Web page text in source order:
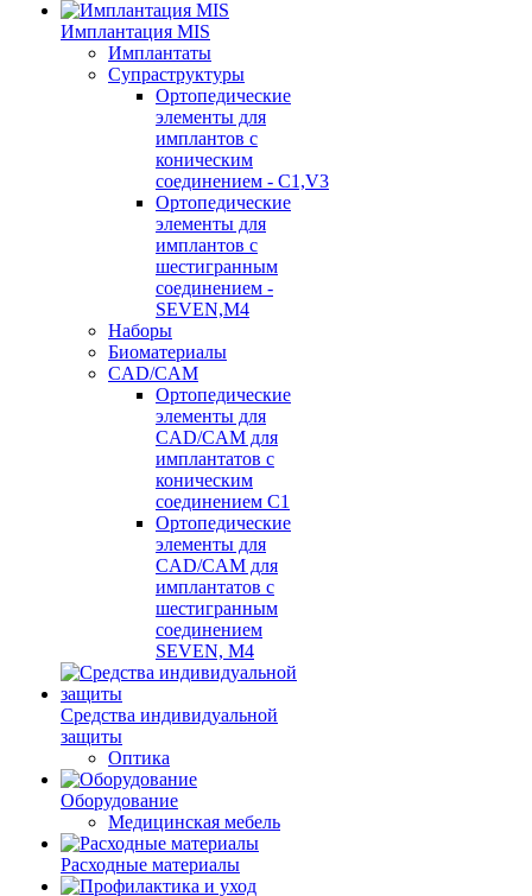
Имплантация MIS
Имплантаты
Супраструктуры
Ортопедические
элементы для
имплантов с
коническим
соединением - C1,V3
Ортопедические
элементы для
имплантов с
шестигранным
соединением -
SEVEN,M4
Наборы
Биоматериалы
CAD/CAM
Ортопедические
элементы для
CAD/CAM для
имплантатов с
коническим
соединением С1
Ортопедические
элементы для
CAD/CAM для
имплантатов с
шестигранным
соединением
SEVEN, М4
Средства индивидуальной
защиты
Оптика
Оборудование
Медицинская мебель
Расходные материалы